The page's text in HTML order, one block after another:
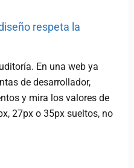
respeta la
En una web ya
de desarrollador,
y mira los valores de
27px o 35px sueltos, no